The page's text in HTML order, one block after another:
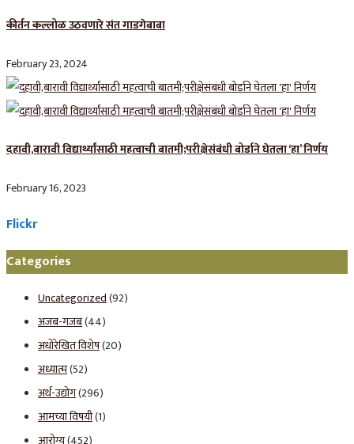
कीर्तन कल्लोळ उठवणारे संत गाडगेबाबा
February 23, 2024
दहावी,बारावी विद्यार्थ्यांसाठी महत्वाची बातमी;परीक्षेसंबंधी बोर्डाने घेतला ‘हा’ निर्णय
February 16, 2023
Flickr
Categories
Uncategorized(92)
अजब-गजब(44)
अधोरेखित विशेष(20)
अध्यात्म(52)
अर्थ-उद्योग(296)
आमच्या विषयी(1)